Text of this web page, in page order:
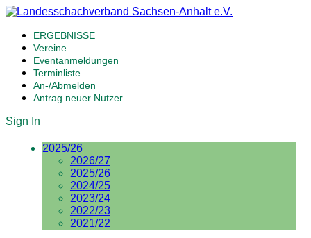
ERGEBNISSE
Vereine
Eventanmeldungen
Terminliste
An-/Abmelden
Antrag neuer Nutzer
Sign In
2025/26
2026/27
2025/26
2024/25
2023/24
2022/23
2021/22